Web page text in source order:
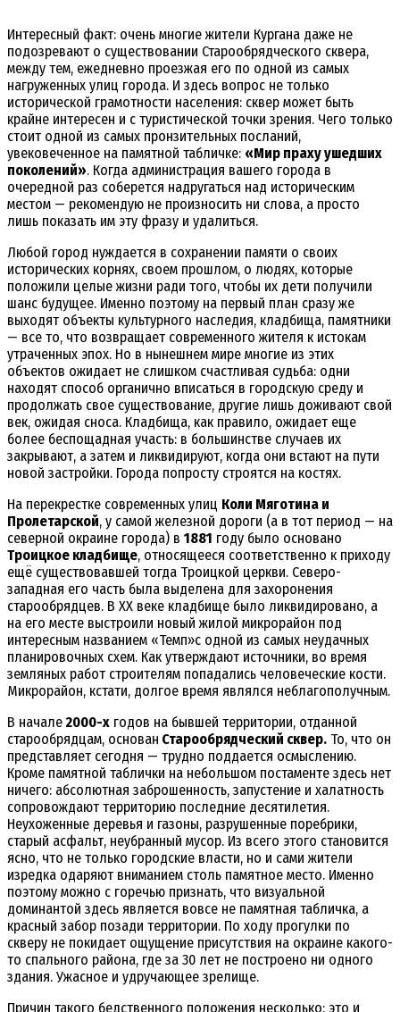
Интересный факт: очень многие жители Кургана даже не
подозревают о существовании Старообрядческого сквера,
между тем, ежедневно проезжая его по одной из самых
нагруженных улиц города. И здесь вопрос не только
исторической грамотности населения: сквер может быть
крайне интересен и с туристической точки зрения. Чего только
стоит одной из самых пронзительных посланий,
увековеченное на памятной табличке: «Мир праху ушедших
поколений». Когда администрация вашего города в
очередной раз соберется надругаться над историческим
местом — рекомендую не произносить ни слова, а просто
лишь показать им эту фразу и удалиться.
Любой город нуждается в сохранении памяти о своих
исторических корнях, своем прошлом, о людях, которые
положили целые жизни ради того, чтобы их дети получили
шанс будущее. Именно поэтому на первый план сразу же
выходят объекты культурного наследия, кладбища, памятники
— все то, что возвращает современного жителя к истокам
утраченных эпох. Но в нынешнем мире многие из этих
объектов ожидает не слишком счастливая судьба: одни
находят способ органично вписаться в городскую среду и
продолжать свое существование, другие лишь доживают свой
век, ожидая сноса. Кладбища, как правило, ожидает еще
более беспощадная участь: в большинстве случаев их
закрывают, а затем и ликвидируют, когда они встают на пути
новой застройки. Города попросту строятся на костях.
На перекрестке современных улиц Коли Мяготина и
Пролетарской, у самой железной дороги (а в тот период — на
северной окраине города) в 1881 году было основано
Троицкое кладбище, относящееся соответственно к приходу
ещё существовавшей тогда Троицкой церкви. Северо-
западная его часть была выделена для захоронения
старообрядцев. В ХХ веке кладбище было ликвидировано, а
на его месте выстроили новый жилой микрорайон под
интересным названием «Темп»с одной из самых неудачных
планировочных схем. Как утверждают источники, во время
земляных работ строителям попадались человеческие кости.
Микрорайон, кстати, долгое время являлся неблагополучным.
В начале2000-х годов на бывшей территории, отданной
старообрядцам, основан Старообрядческий сквер. То, что он
представляет сегодня — трудно поддается осмыслению.
Кроме памятной таблички на небольшом постаменте здесь нет
ничего: абсолютная заброшенность, запустение и халатность
сопровождают территорию последние десятилетия.
Неухоженные деревья и газоны, разрушенные поребрики,
старый асфальт, неубранный мусор. Из всего этого становится
ясно, что не только городские власти, но и сами жители
изредка одаряют вниманием столь памятное место. Именно
поэтому можно с горечью признать, что визуальной
доминантой здесь является вовсе не памятная табличка, а
красный забор позади территории. По ходу прогулки по
скверу не покидает ощущение присутствия на окраине какого-
то спального района, где за 30 лет не построено ни одного
здания. Ужасное и удручающее зрелище.
Причин такого бедственного положения несколько: это и